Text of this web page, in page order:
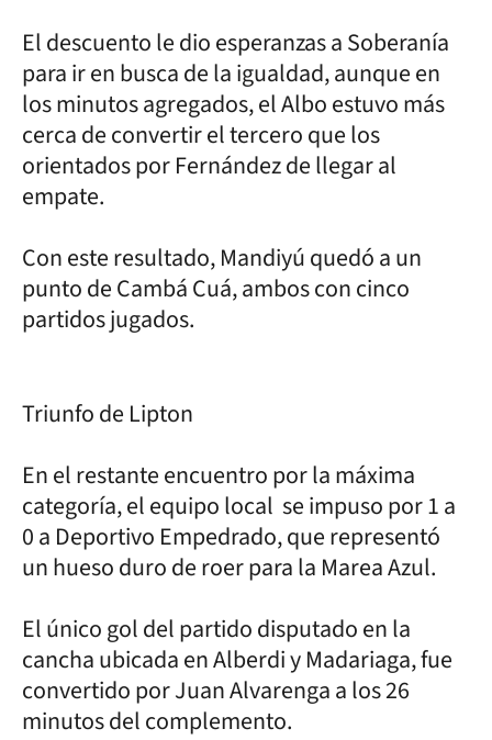
El descuento le dio esperanzas a Soberanía
para ir en busca de la igualdad, aunque en
los minutos agregados, el Albo estuvo más
cerca de convertir el tercero que los
orientados por Fernández de llegar al
empate.
Con este resultado, Mandiyú quedó a un
punto de Cambá Cuá, ambos con cinco
partidos jugados.
Triunfo de Lipton
En el restante encuentro por la máxima
categoría, el equipo local se impuso por 1 a
0 a Deportivo Empedrado, que representó
un hueso duro de roer para la Marea Azul.
El único gol del partido disputado en la
cancha ubicada en Alberdi y Madariaga, fue
convertido por Juan Alvarenga a los 26
minutos del complemento.